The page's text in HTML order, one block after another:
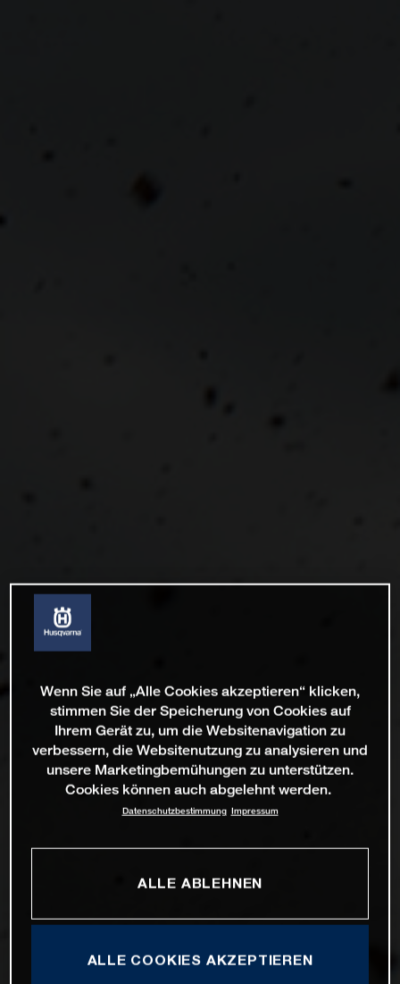
Wenn Sie auf „Alle Cookies akzeptieren“ klicken,
stimmen Sie der Speicherung von Cookies auf
Ihrem Gerät zu, um die Websitenavigation zu
verbessern, die Websitenutzung zu analysieren und
unsere Marketingbemühungen zu unterstützen.
Cookies können auch abgelehnt werden.
Datenschutzbestimmung Impressum
ALLE ABLEHNEN
ALLE COOKIES AKZEPTIEREN